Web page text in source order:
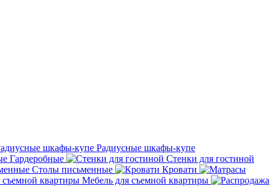
Радиусные шкафы-купе
Гардеробные
Стенки для гостиной
Столы письменные
Кровати
Мебель для съемной квартиры